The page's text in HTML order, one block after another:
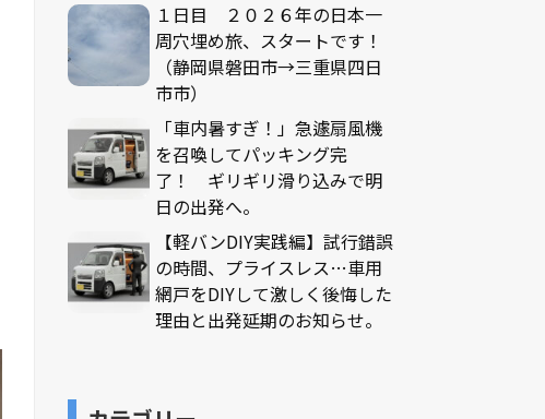
１日目 ２０２６年の日本一
周穴埋め旅、スタートです！
（静岡県磐田市→三重県四日
市市）
「車内暑すぎ！」急遽扇風機
を召喚してパッキング完
了！ ギリギリ滑り込みで明
日の出発へ。
【軽バンDIY実践編】試行錯誤
の時間、プライスレス…車用
網戸をDIYして激しく後悔した
理由と出発延期のお知らせ。